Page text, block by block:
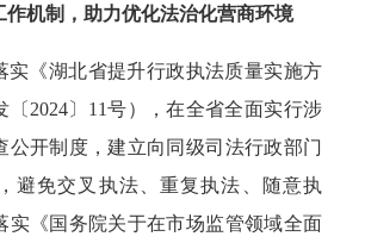
作机制，助力优化法治化营商环境
实《湖北省提升行政执法质量实施方
〔2024〕11号），在全省全面实行涉
公开制度，建立向同级司法行政部门
避免交叉执法、重复执法、随意执
实《国务院关于在市场监管领域全面